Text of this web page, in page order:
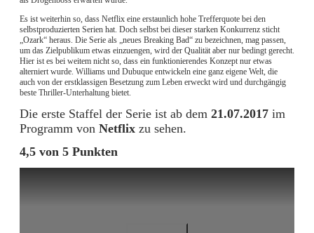
Es ist weiterhin so, dass Netflix eine erstaunlich hohe Trefferquote bei den
selbstproduzierten Serien hat. Doch selbst bei dieser starken Konkurrenz sticht
„Ozark“ heraus. Die Serie als „neues Breaking Bad“ zu bezeichnen, mag passen,
um das Zielpublikum etwas einzuengen, wird der Qualität aber nur bedingt gerecht.
Hier ist es bei weitem nicht so, dass ein funktionierendes Konzept nur etwas
alterniert wurde. Williams und Dubuque entwickeln eine ganz eigene Welt, die
auch von der erstklassigen Besetzung zum Leben erweckt wird und durchgängig
beste Thriller-Unterhaltung bietet.
Die erste Staffel der Serie ist ab dem 21.07.2017 im
Programm von Netflix zu sehen.
4,5 von 5 Punkten